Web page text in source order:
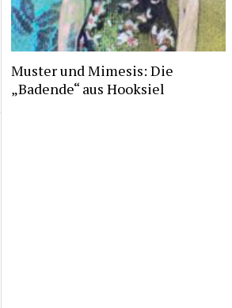
Muster und Mimesis: Die
„Badende“ aus Hooksiel